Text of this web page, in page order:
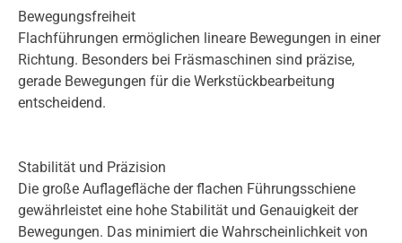
Bewegungsfreiheit
Flachführungen ermöglichen lineare Bewegungen in einer
Richtung. Besonders bei Fräsmaschinen sind präzise,
gerade Bewegungen für die Werkstückbearbeitung
entscheidend.
Stabilität und Präzision
Die große Auflagefläche der flachen Führungsschiene
gewährleistet eine hohe Stabilität und Genauigkeit der
Bewegungen. Das minimiert die Wahrscheinlichkeit von